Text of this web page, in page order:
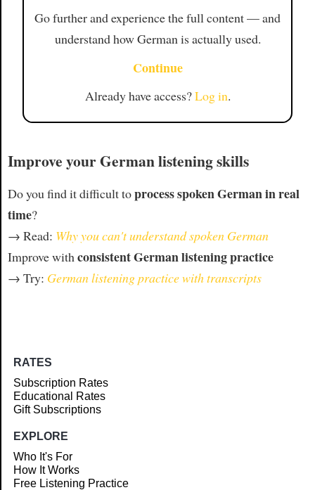
Go further and experience the full content — and
understand how German is actually used.
Continue
Already have access?Log in.
Improve your German listening skills
Do you find it difficult toprocess spoken German in real
time?
→ Read: Why you can't understand spoken German
Improve with consistent German listening practice
→ Try: German listening practice with transcripts
RATES
Subscription Rates
Educational Rates
Gift Subscriptions
EXPLORE
Who It's For
How It Works
Free Listening Practice